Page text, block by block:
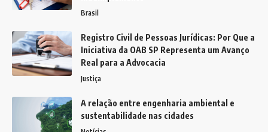
Brasil
Registro Civil de Pessoas Jurídicas: Por Que a
Iniciativa da OAB SP Representa um Avanço
Real para a Advocacia
Justiça
A relação entre engenharia ambiental e
sustentabilidade nas cidades